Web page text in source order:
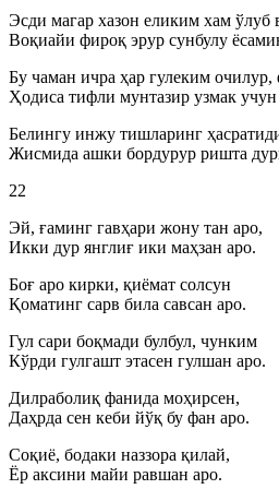
Эсди магар хазон еликим хам ўлуб
Воқиайи фироқ эрур сунбулу
Бу чаман ичра ҳар гулеким
Ҳодиса тифли мунтазир узмак
Белингу инжу тишларинг
Жисмида ашки бордурур ришта
22
Эй, ғаминг гавҳари жону тан аро,
Икки дур янглиғ ики маҳзан аро.
Боғ аро кирки, қиёмат солсун
Қоматинг сарв била савсан аро.
Гул сари боқмади булбул, чунким
Кўрди гулгашт этасен гулшан аро.
Дилраболиқ фанида моҳирсен,
Даҳрда сен кеби йўқ бу фан аро.
Соқиё, бодаки наззора қилай,
Ёр аксини майи равшан аро.